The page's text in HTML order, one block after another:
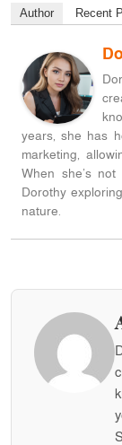
Author Recent
years, she has
marketing,
When she’s
Dorothy
nature.